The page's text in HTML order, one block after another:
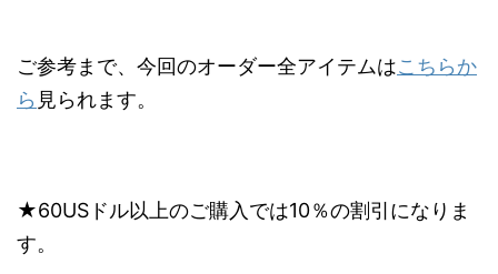
ご参考まで、今回のオーダー全アイテムはこちらか
ら 見られます。
★60USドル以上のご購入では10％の割引になりま
す。